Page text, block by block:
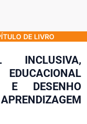
DE LIVRO
INCLUSIVA,
E DESENHO